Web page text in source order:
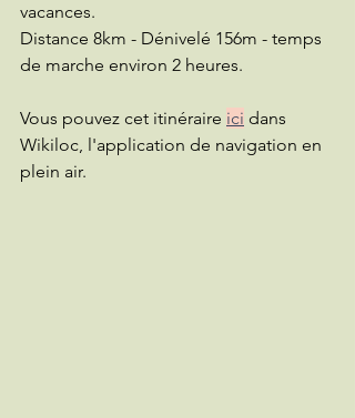
vacances.
Distance 8km - Dénivelé 156m - temps
de marche environ 2 heures.
Vous pouvez cet itinéraire ici dans
Wikiloc, l'application de navigation en
plein air.